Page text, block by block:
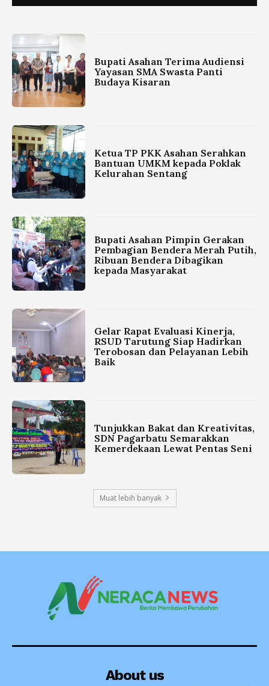
Bupati Asahan Terima Audiensi
Yayasan SMA Swasta Panti
Budaya Kisaran
Ketua TP PKK Asahan Serahkan
Bantuan UMKM kepada Poklak
Kelurahan Sentang
Bupati Asahan Pimpin Gerakan
Pembagian Bendera Merah Putih,
Ribuan Bendera Dibagikan
kepada Masyarakat
Gelar Rapat Evaluasi Kinerja,
RSUD Tarutung Siap Hadirkan
Terobosan dan Pelayanan Lebih
Baik
Tunjukkan Bakat dan Kreativitas,
SDN Pagarbatu Semarakkan
Kemerdekaan Lewat Pentas Seni
Muat lebih banyak
About us